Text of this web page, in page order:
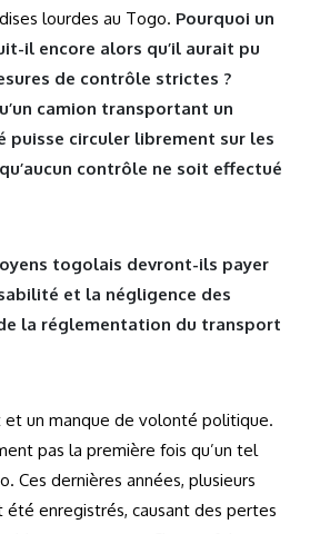
lourdes au Togo. Pourquoi un
il encore alors qu’il aurait pu
de contrôle strictes ?
camion transportant un
puisse circuler librement sur les
contrôle ne soit effectué
togolais devront-ils payer
et la négligence des
la réglementation du transport
un manque de volonté politique.
pas la première fois qu’un tel
Ces dernières années, plusieurs
été enregistrés, causant des pertes